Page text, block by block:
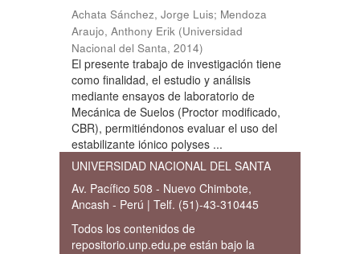
Achata Sánchez, Jorge Luis; Mendoza
Araujo, Anthony Erik (Universidad
Nacional del Santa, 2014)
El presente trabajo de investigación tiene
como finalidad, el estudio y análisis
mediante ensayos de laboratorio de
Mecánica de Suelos (Proctor modificado,
CBR), permitiéndonos evaluar el uso del
estabilizante iónico polyses ...
UNIVERSIDAD NACIONAL DEL SANTA
Av. Pacífico 508 - Nuevo Chimbote,
Ancash - Perú | Telf. (51)-43-310445
Todos los contenidos de
repositorio.unp.edu.pe están bajo la